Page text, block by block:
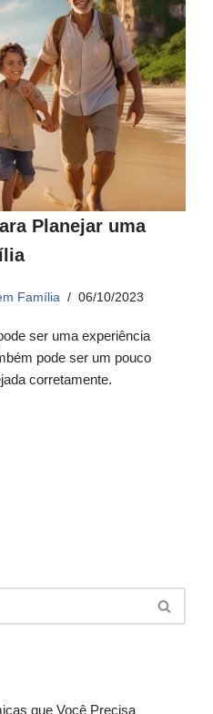
Planejar uma
Família 06/10/2023
ser uma experiência
pode ser um pouco
corretamente.
que Você Precisa